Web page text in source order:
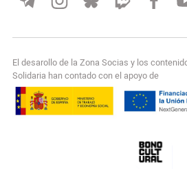
El desarollo de la Zona Socias y los
Solidaria han contado con el apoyo de